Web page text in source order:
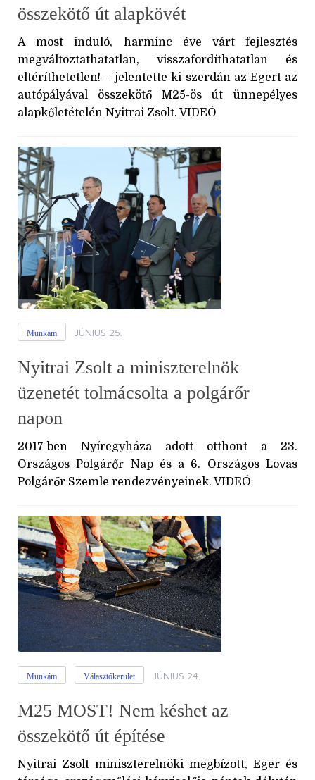
összekötő út alapkövét
A most induló, harminc éve várt fejlesztés
megváltoztathatatlan, visszafordíthatatlan és
eltéríthetetlen! – jelentette ki szerdán az Egert az
autópályával összekötő M25-ös út ünnepélyes
alapkőletételén Nyitrai Zsolt. VIDEÓ
Munkám JÚNIUS 25.
Nyitrai Zsolt a miniszterelnök
üzenetét tolmácsolta a polgárőr
napon
2017-ben Nyíregyháza adott otthont a 23.
Országos Polgárőr Nap és a 6. Országos Lovas
Polgárőr Szemle rendezvényeinek. VIDEÓ
Munkám Választókerület JÚNIUS 24.
M25 MOST! Nem késhet az
összekötő út építése
Nyitrai Zsolt miniszterelnöki megbízott, Eger és